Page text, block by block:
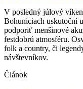
V posledný júlový
Bohuniciach uskutoční
podporiť menšinové
festdobrú atmosféru.
folk a country, či
návštevníkov.
Článok